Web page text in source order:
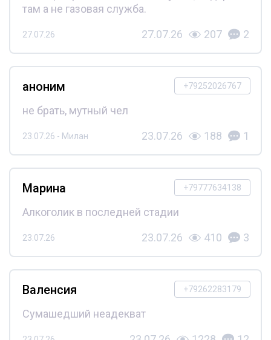
там а не газовая служба.
27.07.26 27.07.26 207 2
+79252026767
аноним
не брать, мутный чел
23.07.26 - Милан 23.07.26 188 1
+79777634138
Марина
Алкоголик в последней стадии
23.07.26 23.07.26 410 3
+79262283179
Валенсия
Сумашедший неадекват